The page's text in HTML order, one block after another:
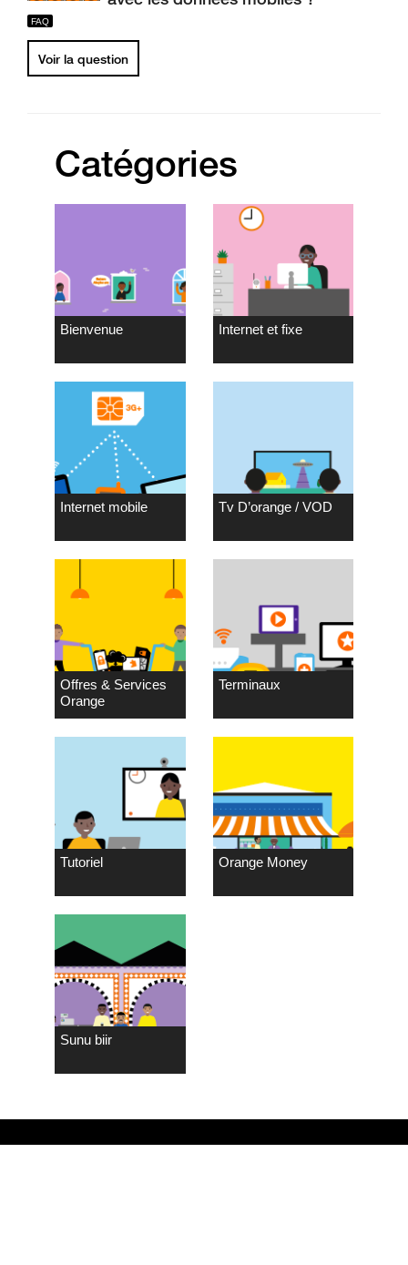
Voir la question
Catégories
Bienvenue Internet et fixe
Internet mobile Tv D’orange / VOD
Offres & Services
Orange
Terminaux
Tutoriel Orange Money
Sunu biir